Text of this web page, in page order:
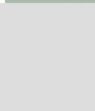
vocabulary learning in